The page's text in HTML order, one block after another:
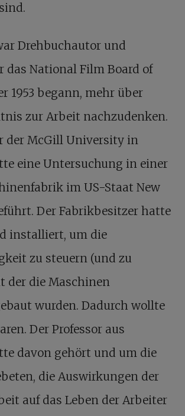
Drehbuchautor und
das National Film Board of
1953 begann, mehr über
zur Arbeit nachzudenken.
der McGill University in
eine Untersuchung in einer
im US-Staat New
Der Fabrikbesitzer hatte
installiert, um die
zu steuern (und zu
der die Maschinen
wurden. Dadurch wollte
Der Professor aus
davon gehört und um die
die Auswirkungen der
auf das Leben der Arbeiter